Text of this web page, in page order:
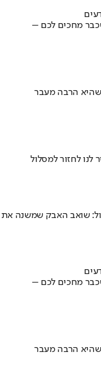
מחכים לכם –
שהיא הרבה מעבר
לחזור למסלול
שואב האבק שמשנה את
מחכים לכם –
שהיא הרבה מעבר